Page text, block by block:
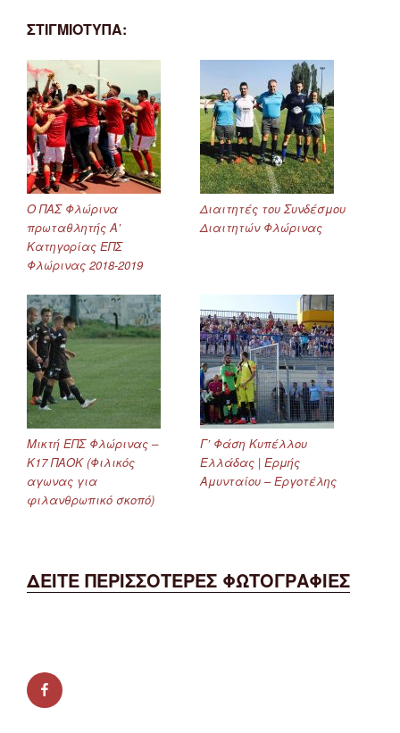
ΣΤΙΓΜΙΟΤΥΠΑ:
Ο ΠΑΣ Φλώρινα
πρωταθλητής Α’
Κατηγορίας ΕΠΣ
Φλώρινας 2018-2019
Διαιτητές του Συνδέσμου
Διαιτητών Φλώρινας
Μικτή ΕΠΣ Φλώρινας –
Κ17 ΠΑΟΚ (Φιλικός
αγωνας για
φιλανθρωπικό σκοπό)
Γ’ Φάση Κυπέλλου
Ελλάδας | Ερμής
Αμυνταίου – Εργοτέλης
ΔΕΙΤΕ ΠΕΡΙΣΣΟΤΕΡΕΣ ΦΩΤΟΓΡΑΦΙΕΣ
facebook